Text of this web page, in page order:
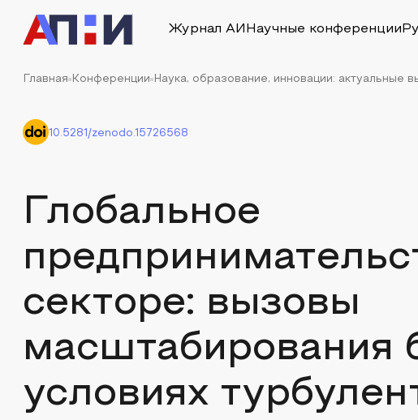
Журнал АИ Научные конференции
Главная Конференции Наука, образование, инновации: актуальные
10.5281/zenodo.15726568
Глобальное
секторе: вызовы
масштабирования
условиях